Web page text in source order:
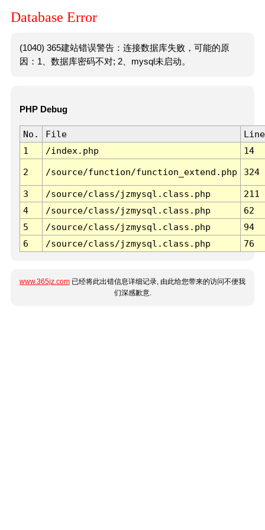
Database Error
(1040) 365建站错误警告：连接数据库失败，可能的原
因：1、数据库密码不对; 2、mysql未启动。
PHP Debug
No. File
Line
1
/index.php 14
2 /source/function/function_extend.php 324
3 /source/class/jzmysql.class.php
211
4
/source/class/jzmysql.class.php
62
5
/source/class/jzmysql.class.php
94
6
/source/class/jzmysql.class.php 76
www.365jz.com 已经将此出错信息详细记录, 由此给您带来的访问不便我
们深感歉意.